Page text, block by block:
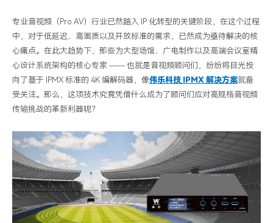
“新
宠”？
专业音视频（ Pro AV）行业已然踏入 IP 化转型的关键阶段，在这个过程
中，对于低延迟、高画质以及开放标准的需求，已然成为亟待解决的核
心痛点。在此大趋势下，那些为大型场馆、广电制作以及高端会议室精
心设计系统架构的核心专家 —— 也就是音视频顾问们，纷纷将目光投
向了基于 IPMX 标准的 4K 编解码器，像伟乐科技 IPMX 解决方案就备
受关注。那么，这项技术究竟凭借什么成为了顾问们应对高规格音视频
传输挑战的革新利器呢？